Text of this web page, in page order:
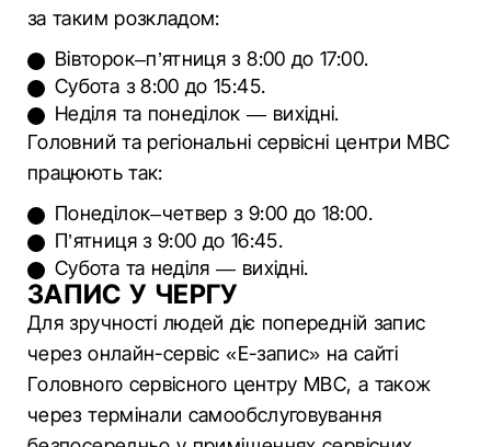
за таким розкладом:
Вівторок–п’ятниця з 8:00 до 17:00.
Субота з 8:00 до 15:45.
Неділя та понеділок — вихідні.
Головний та регіональні сервісні центри МВС
працюють так:
Понеділок–четвер з 9:00 до 18:00.
П’ятниця з 9:00 до 16:45.
Субота та неділя — вихідні.
ЗАПИС У ЧЕРГУ
Для зручності людей діє попередній запис
через онлайн-сервіс «Е-запис» на сайті
Головного сервісного центру МВС, а також
через термінали самообслуговування